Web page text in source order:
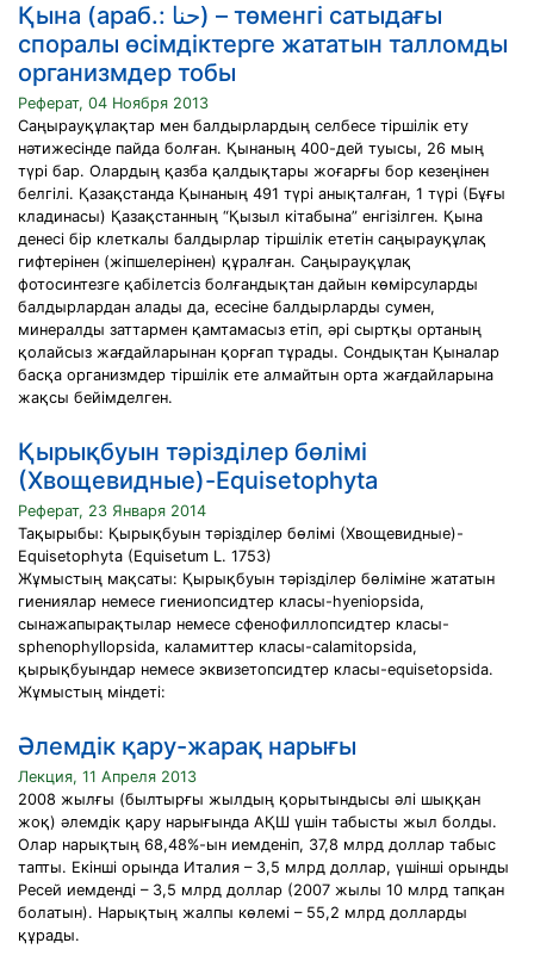
Қына (араб.: حنا‎) – төменгі сатыдағы
споралы өсімдіктерге жататын талломды
организмдер тобы
Реферат, 04 Ноября 2013
Саңырауқұлақтар мен балдырлардың cелбесе тіршілік ету
нәтижесінде пайда болған. Қынаның 400-дей туысы, 26 мың
түрі бар. Олардың қазба қалдықтары жоғарғы бор кезеңінен
белгілі. Қазақстанда Қынаның 491 түрі анықталған, 1 түрі (Бұғы
кладинасы) Қазақстанның “Қызыл кітабына” енгізілген. Қына
денесі бір клеткалы балдырлар тіршілік ететін саңырауқұлақ
гифтерінен (жіпшелерінен) құралған. Саңырауқұлақ
фотосинтезге қабілетсіз болғандықтан дайын көмірсуларды
балдырлардан алады да, есесіне балдырларды сумен,
минералды заттармен қамтамасыз етіп, әрі сыртқы ортаның
қолайсыз жағдайларынан қорғап тұрады. Сондықтан Қыналар
басқа организмдер тіршілік ете алмайтын орта жағдайларына
жақсы бейімделген.
Қырықбуын тәрізділер бөлімі
(Хвощевидные)-Equisetophyta
Реферат, 23 Января 2014
Тақырыбы: Қырықбуын тәрізділер бөлімі (Хвощевидные)-
Equisetophyta (Equisetum L. 1753)
Жұмыстың мақсаты: Қырықбуын тәрізділер бөліміне жататын
гиениялар немесе гиениопсидтер класы-hyeniopsida,
сынажапырақтылар немесе сфенофиллопсидтер класы-
sphenophyllopsida, каламиттер класы-calamitopsida,
қырықбуындар немесе эквизетопсидтер класы-equisetopsida.
Жұмыстың міндеті:
Әлемдік қару-жарақ нарығы
Лекция, 11 Апреля 2013
2008 жылғы (былтырғы жылдың қорытындысы әлі шыққан
жоқ) әлемдік қару нарығында АҚШ үшін табысты жыл болды.
Олар нарықтың 68,48%-ын иемденіп, 37,8 млрд доллар табыс
тапты. Екінші орында Италия – 3,5 млрд доллар, үшінші орынды
Ресей иемденді – 3,5 млрд доллар (2007 жылы 10 млрд тапқан
болатын). Нарықтың жалпы көлемі – 55,2 млрд долларды
құрады.